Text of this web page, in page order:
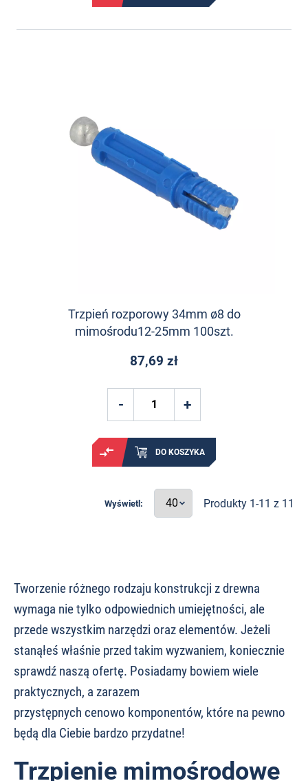
Trzpień rozporowy 34mm ø8 do
mimośrodu12-25mm 100szt.
87,69 zł
DO KOSZYKA
Wyświetl: Produkty 1-11 z 11
Tworzenie różnego rodzaju konstrukcji z drewna
wymaga nie tylko odpowiednich umiejętności, ale
przede wszystkim narzędzi oraz elementów. Jeżeli
stanąłeś właśnie przed takim wyzwaniem, koniecznie
sprawdź naszą ofertę. Posiadamy bowiem wiele
praktycznych, a zarazem
przystępnych cenowo komponentów, które na pewno
będą dla Ciebie bardzo przydatne!
Trzpienie mimośrodowe